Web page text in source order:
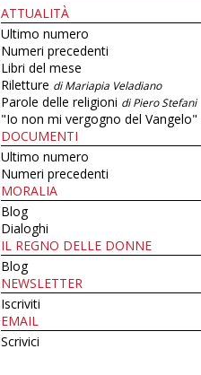
ATTUALITÀ
Ultimo numero
Numeri precedenti
Libri del mese
Riletture di Mariapia Veladiano
Parole delle religioni di Piero Stefani
"Io non mi vergogno del Vangelo"
DOCUMENTI
Ultimo numero
Numeri precedenti
MORALIA
Blog
Dialoghi
IL REGNO DELLE DONNE
Blog
NEWSLETTER
Iscriviti
EMAIL
Scrivici